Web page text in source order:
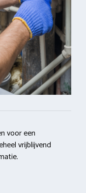
voor een
vrijblijvend